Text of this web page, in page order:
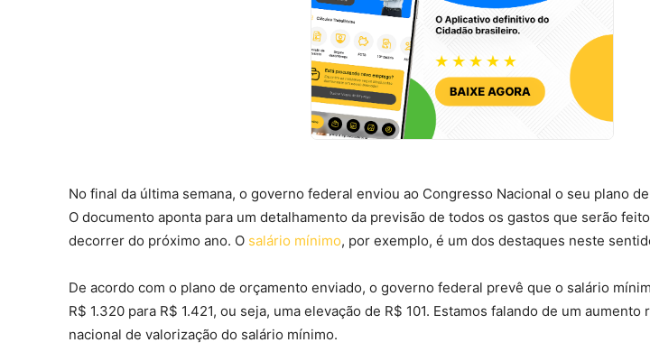
No final da última semana, o governo federal enviou ao Congresso Nacional o seu plano
O documento aponta para um detalhamento da previsão de todos os gastos que serão
decorrer do próximo ano. O salário mínimo, por exemplo, é um dos destaques neste
De acordo com o plano de orçamento enviado, o governo federal prevê que o salário
R$ 1.320 para R$ 1.421, ou seja, uma elevação de R$ 101. Estamos falando de um
nacional de valorização do salário mínimo.